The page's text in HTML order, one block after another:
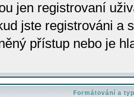
jen registrovaní
jste registrováni a
přístup nebo je
Formátování a